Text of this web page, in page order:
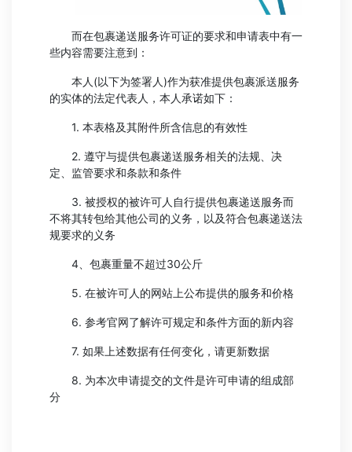
而在包裹递送服务许可证的要求和申请表中有一
些内容需要注意到：
本人(以下为签署人)作为获准提供包裹派送服务
的实体的法定代表人，本人承诺如下：
1. 本表格及其附件所含信息的有效性
2. 遵守与提供包裹递送服务相关的法规、决
定、监管要求和条款和条件
3. 被授权的被许可人自行提供包裹递送服务而
不将其转包给其他公司的义务，以及符合包裹递送法
规要求的义务
4、包裹重量不超过30公斤
5. 在被许可人的网站上公布提供的服务和价格
6. 参考官网了解许可规定和条件方面的新内容
7. 如果上述数据有任何变化，请更新数据
8. 为本次申请提交的文件是许可申请的组成部
分